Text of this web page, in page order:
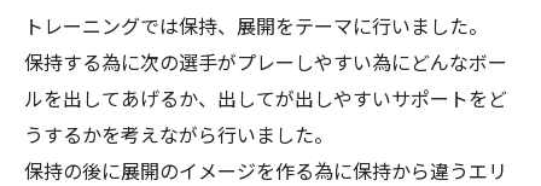
トレーニングでは保持、展開をテーマに行いました。
保持する為に次の選手がプレーしやすい為にどんなボー
ルを出してあげるか、出してが出しやすいサポートをど
うするかを考えながら行いました。
保持の後に展開のイメージを作る為に保持から違うエリ